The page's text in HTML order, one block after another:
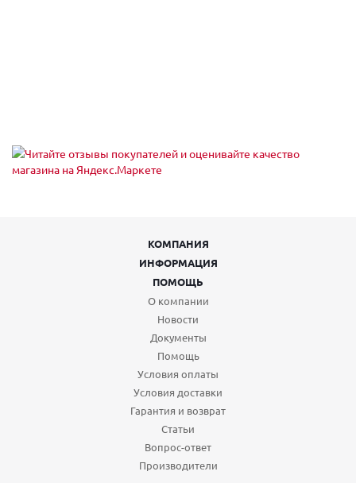
КОМПАНИЯ
ИНФОРМАЦИЯ
ПОМОЩЬ
О компании
Новости
Документы
Помощь
Условия оплаты
Условия доставки
Гарантия и возврат
Статьи
Вопрос-ответ
Производители